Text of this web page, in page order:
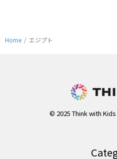
Home / エジプト
© 2025 Think with